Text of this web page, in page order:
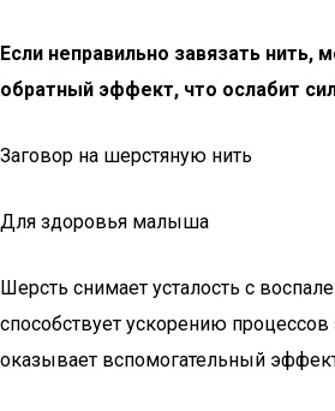
Если неправильно завязать нить,
обратный эффект, что ослабит
Заговор на шерстяную нить
Для здоровья малыша
Шерсть снимает усталость с
способствует ускорению
оказывает вспомогательный